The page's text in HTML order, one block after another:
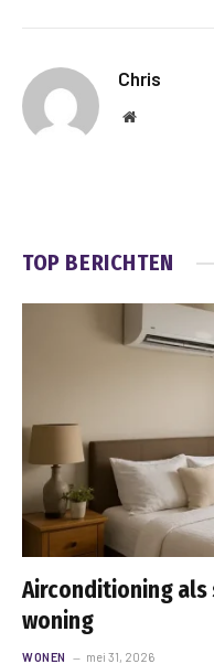
Chris
Website
TOP BERICHTEN
Airconditioning als
woning
WONEN mei 31, 2026